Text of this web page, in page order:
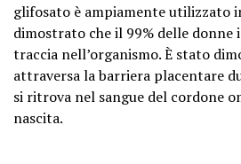
glifosato è ampiamente utilizzato
dimostrato che il 99% delle donne
traccia nell’organismo. È stato
attraversa la barriera placentare
si ritrova nel sangue del cordone
nascita.